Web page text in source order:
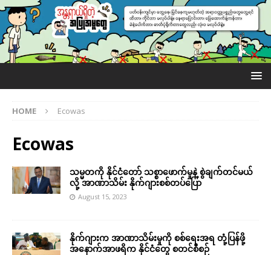
HOME Ecowas
Ecowas
သမ္မတကို နိုင်ငံတော် သစ္စာဖောက်မှုနဲ့ စွဲချက်တင်မယ်
လို့ အာဏာသိမ်း နိုက်ဂျားစစ်တပ်ပြော
August 15, 2023
နိုက်ဂျားက အာဏာသိမ်းမှုကို စစ်ရေးအရ တုံ့ပြန်ဖို့
အနောက်အာဖရိက နိုင်ငံတွေ စတင်စီစဉ်